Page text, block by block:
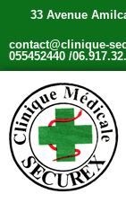
33 Avenue
contact@clinique-
055452440 /